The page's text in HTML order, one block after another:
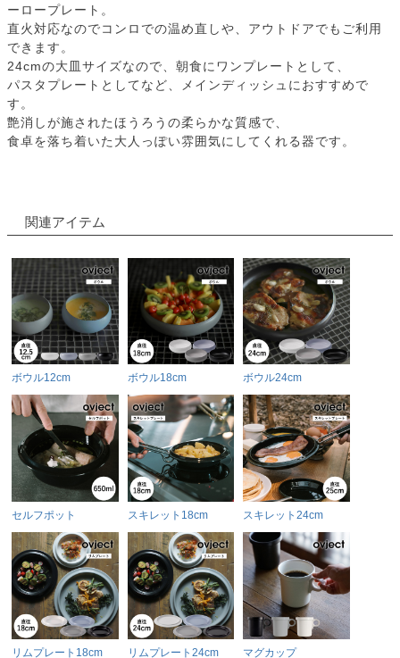
ーロープレート。
直火対応なのでコンロでの温め直しや、アウトドアでもご利用
できます。
24cmの大皿サイズなので、朝食にワンプレートとして、
パスタプレートとしてなど、メインディッシュにおすすめで
す。
艶消しが施されたほうろうの柔らかな質感で、
食卓を落ち着いた大人っぽい雰囲気にしてくれる器です。
関連アイテム
ボウル12cm ボウル18cm ボウル24cm
セルフポット スキレット18cm スキレット24cm
リムプレート18cm リムプレート24cm マグカップ